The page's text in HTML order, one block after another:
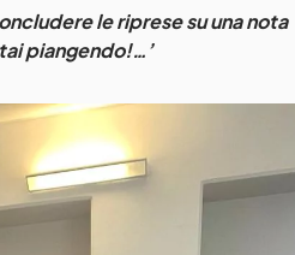
le riprese su una nota
piangendo!…’